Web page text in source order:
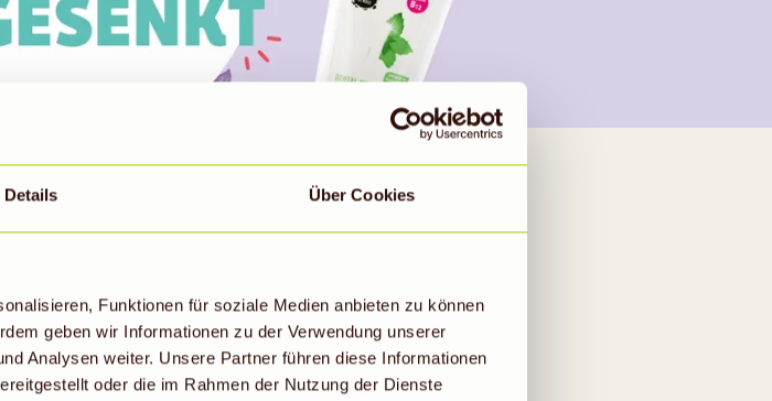
Details Über Cookies
Funktionen für soziale Medien anbieten zu können
geben wir Informationen zu der Verwendung unserer
Analysen weiter. Unsere Partner führen diese Informationen
oder die im Rahmen der Nutzung der Dienste
GREIFEN?
Kosmetikprodukten, die oft
bietet dir eine Vielzahl von Vorteilen, die